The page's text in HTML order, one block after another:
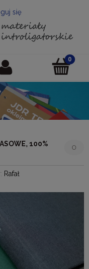
się
100%
0
Rafał